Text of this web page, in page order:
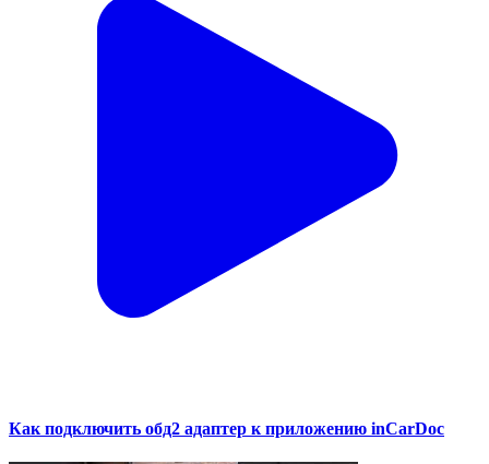
Как подключить обд2 адаптер к приложению inCarDoc